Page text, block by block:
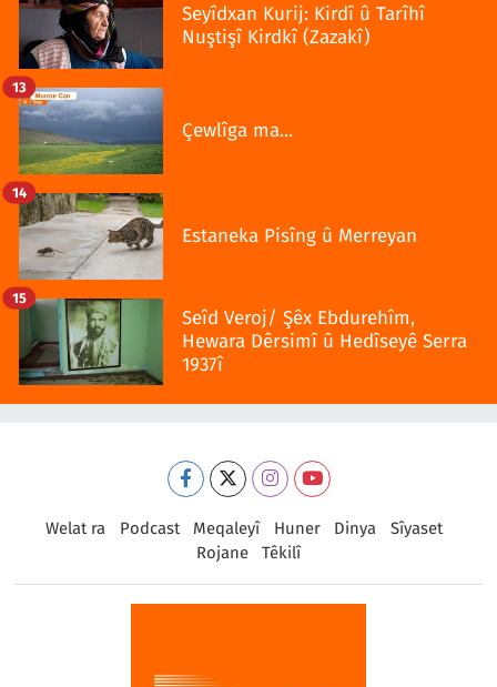
Seyîdxan Kurij: Kirdî û Tarîhî
Nuştişî Kirdkî (Zazakî)
Çewlîga ma...
13
Estaneka Pisîng û Merreyan
14
Seîd Veroj/ Şêx Ebdurehîm,
Hewara Dêrsimî û Hedîseyê Serra
1937î
15
Welat ra Podcast Meqaleyî Huner Dinya
Sîyaset
Rojane
Têkilî